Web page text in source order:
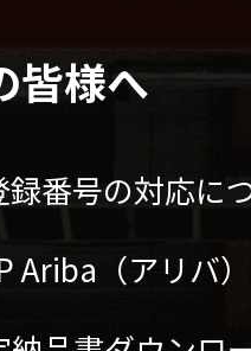
皆様へ
番号の対応に
Ariba（アリバ